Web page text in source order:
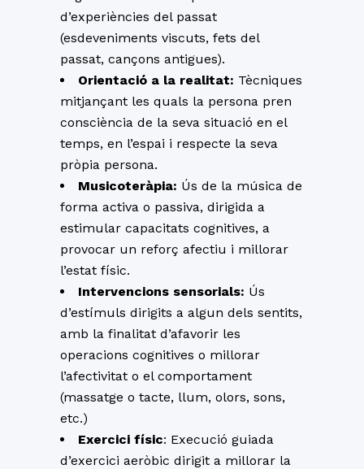
d’experiències del passat
(esdeveniments viscuts, fets del
passat, cançons antigues).
Orientació a la realitat: Tècniques
mitjançant les quals la persona pren
consciència de la seva situació en el
temps, en l’espai i respecte la seva
pròpia persona.
Musicoteràpia: Ús de la música de
forma activa o passiva, dirigida a
estimular capacitats cognitives, a
provocar un reforç afectiu i millorar
l’estat físic.
Intervencions sensorials: Ús
d’estímuls dirigits a algun dels sentits,
amb la finalitat d’afavorir les
operacions cognitives o millorar
l’afectivitat o el comportament
(massatge o tacte, llum, olors, sons,
etc.)
Exercici físic: Execució guiada
d’exercici aeròbic dirigit a millorar la